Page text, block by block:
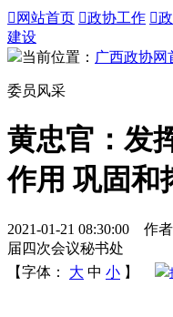
 网站首页 政协工作 
建设
当前位置： 广西政协网
委员风采
黄忠官：发
作用 巩固和
2021-01-21 08:30:00 作
届四次会议秘书处
【字体：
大 中 小 】